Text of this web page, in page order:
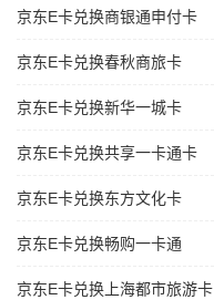
京东E卡兑换商银通申付卡
京东E卡兑换春秋商旅卡
京东E卡兑换新华一城卡
京东E卡兑换共享一卡通卡
京东E卡兑换东方文化卡
京东E卡兑换畅购一卡通
京东E卡兑换上海都市旅游卡